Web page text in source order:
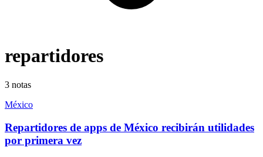
repartidores
3 notas
México
Repartidores de apps de México recibirán utilidades
por primera vez